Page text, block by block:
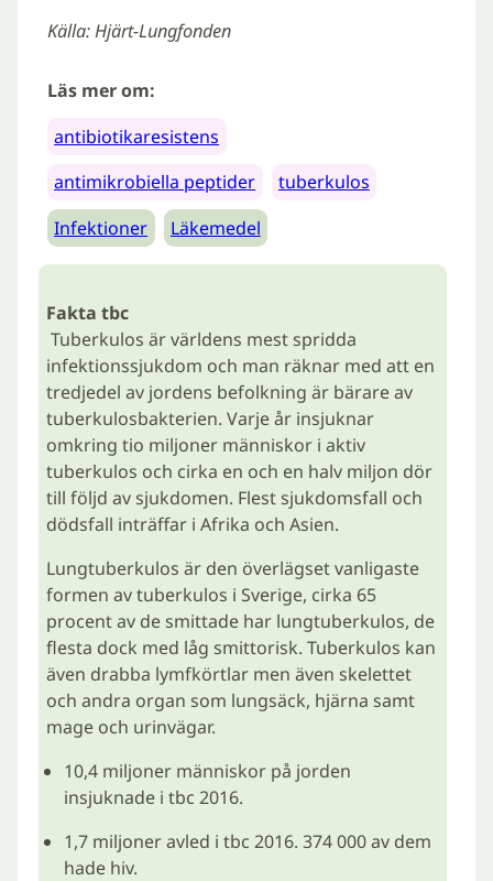
Källa: Hjärt-Lungfonden
Läs mer om:
antibiotikaresistens
antimikrobiella peptider
tuberkulos
Infektioner
Läkemedel
Fakta tbc
Tuberkulos är världens mest spridda
infektionssjukdom och man räknar med att en
tredjedel av jordens befolkning är bärare av
tuberkulosbakterien. Varje år insjuknar
omkring tio miljoner människor i aktiv
tuberkulos och cirka en och en halv miljon dör
till följd av sjukdomen. Flest sjukdomsfall och
dödsfall inträffar i Afrika och Asien.
Lungtuberkulos är den överlägset vanligaste
formen av tuberkulos i Sverige, cirka 65
procent av de smittade har lungtuberkulos, de
flesta dock med låg smittorisk. Tuberkulos kan
även drabba lymfkörtlar men även skelettet
och andra organ som lungsäck, hjärna samt
mage och urinvägar.
10,4 miljoner människor på jorden
insjuknade i tbc 2016.
1,7 miljoner avled i tbc 2016. 374 000 av dem
hade hiv.